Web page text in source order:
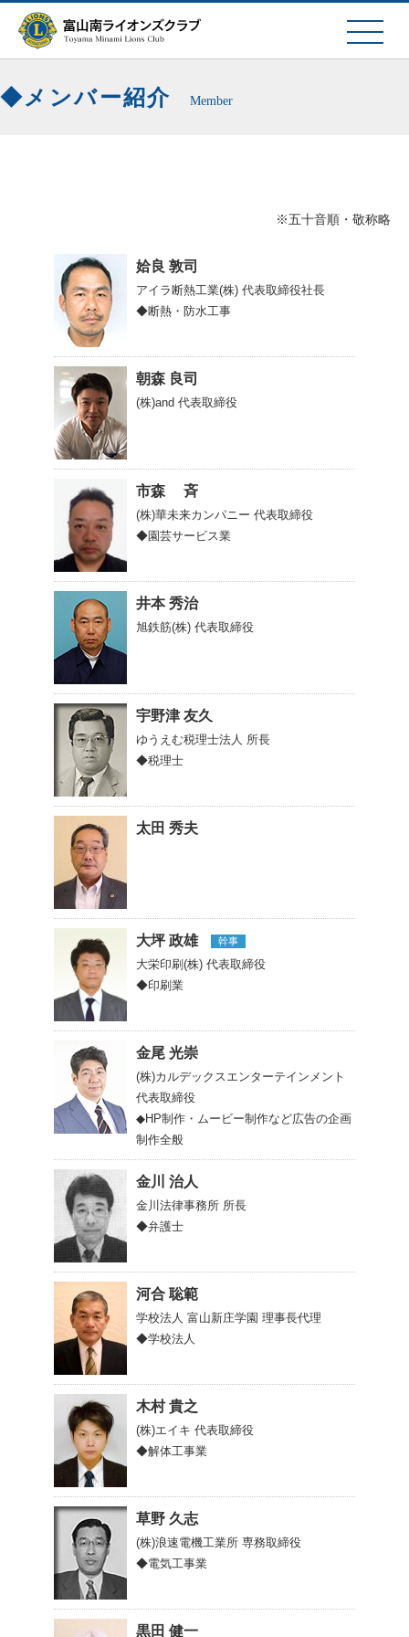
メンバー紹介 Member
※五十音順・敬称略
姶良 敦司
アイラ断熱工業(株) 代表取締役社長
◆断熱・防水工事
朝森 良司
(株)and 代表取締役
市森 斉
(株)華未来カンパニー 代表取締役
◆園芸サービス業
井本 秀治
旭鉄筋(株) 代表取締役
宇野津 友久
ゆうえむ税理士法人 所長
◆税理士
太田 秀夫
大坪 政雄 幹事
大栄印刷(株) 代表取締役
◆印刷業
金尾 光崇
(株)カルデックスエンターテインメント
代表取締役
◆HP制作・ムービー制作など広告の企画
制作全般
金川 治人
金川法律事務所 所長
◆弁護士
河合 聡範
学校法人 富山新庄学園 理事長代理
◆学校法人
木村 貴之
(株)エイキ 代表取締役
◆解体工事業
草野 久志
(株)浪速電機工業所 専務取締役
◆電気工事業
黒田 健一